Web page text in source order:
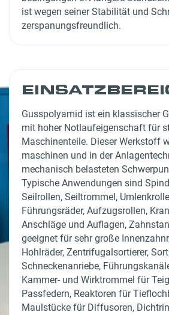
ist wegen seiner Stabilität und
zerspanungs­freundlich.
Gusspolyamid ist ein klassischer
mit hoher Notlauf­eigenschaft für
Maschinen­teile. Dieser Werkstoff
maschinen und in der
mechanisch belasteten
Typische Anwendungen sind
Seilrollen, Seiltrommel,
Führungs­räder, Aufzugsrollen,
Anschläge und Auflagen,
geeignet für sehr große
Hohlräder, Zentrifugal­sortierer,
Schnecken­anriebe,
Kammer- und Wirk­trommel für
Passfedern, Reaktoren für
Maulstücke für Diffusoren,